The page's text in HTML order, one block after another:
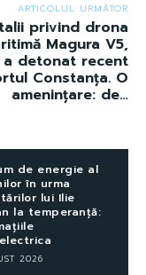
ARTICOLUL URMĂTOR
privind drona
Magura V5,
a detonat recent
Constanța. O
amenințare: de…
de energie al
în urma
lui Ilie
la temperanță:
2026